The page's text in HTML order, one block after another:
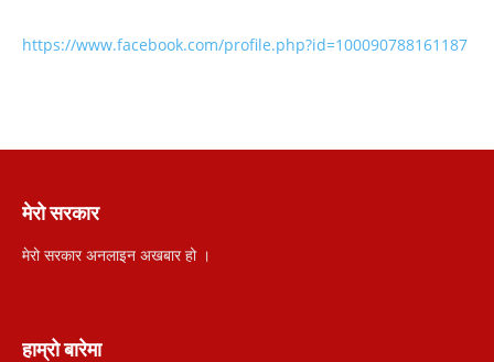
https://www.facebook.com/profile.php?id=100090788161187
मेरो सरकार
मेरो सरकार अनलाइन अखबार हो ।
हाम्रो बारेमा